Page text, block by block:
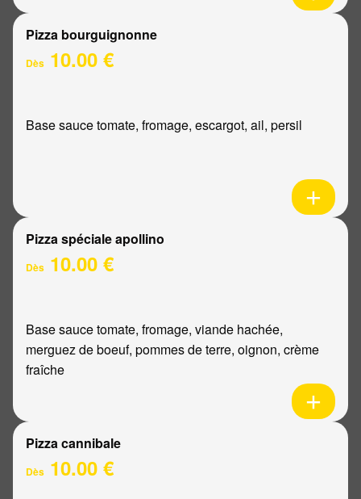
Pizza bourguignonne
Dès 10.00 €
Base sauce tomate, fromage, escargot, ail, persil
Pizza spéciale apollino
Dès 10.00 €
Base sauce tomate, fromage, viande hachée,
merguez de boeuf, pommes de terre, oignon, crème
fraîche
Pizza cannibale
Dès 10.00 €